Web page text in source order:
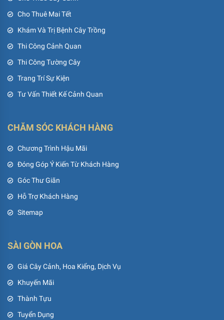
Cho Thuê Mai Tết
Khám Và Trị Bệnh Cây Trồng
Thi Công Cảnh Quan
Thi Công Tường Cây
Trang Trí Sự Kiện
Tư Vấn Thiết Kế Cảnh Quan
CHĂM SÓC KHÁCH HÀNG
Chương Trình Hậu Mãi
Đóng Góp Ý Kiến Từ Khách Hàng
Góc Thư Giãn
Hỗ Trợ Khách Hàng
Sitemap
SÀI GÒN HOA
Giá Cây Cảnh, Hoa Kiểng, Dịch Vụ
Khuyến Mãi
Thành Tựu
Tuyển Dụng